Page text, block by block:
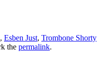
, Esben Just, Trombone Shorty
the permalink.